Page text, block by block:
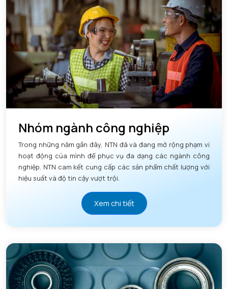
Nhóm ngành công nghiệp
Trong những năm gần đây, NTN đã và đang mở rộng phạm vi
hoạt động của mình để phục vụ đa dạng các ngành công
nghiệp. NTN cam kết cung cấp các sản phẩm chất lượng với
hiệu suất và độ tin cậy vượt trội.
Xem chi tiết